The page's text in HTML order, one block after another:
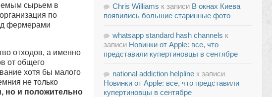
сырьем в
по
фермерами
отходов, а именно
от общего
хотя бы малого
не только
но и положительно
Chris Williams к записи В окнах Киева
появились большие старинные фото
whatsapp standard hash channels к
записи Новинки от Apple: все, что
представили купертиновцы в сентябре
national addiction helpline к записи
Новинки от Apple: все, что представили
купертиновцы в сентябре